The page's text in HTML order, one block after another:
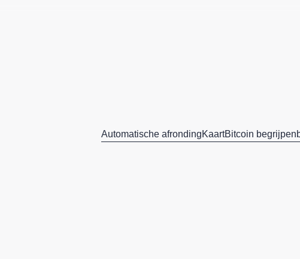
Automatische afrondingKaartBitcoin begrijpen